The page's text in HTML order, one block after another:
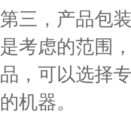
第三，产品包
是考虑的范围
品，可以选择
的机器。